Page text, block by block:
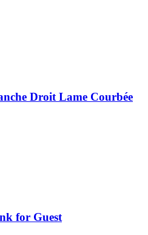
Droit Lame Courbée
for Guest